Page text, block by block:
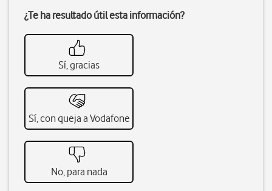
¿Te ha resultado útil esta información?
Sí, gracias
Sí, con queja a Vodafone
No, para nada